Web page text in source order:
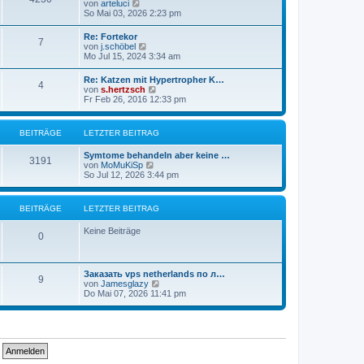
e
i
a
von arteluci
e
s
t
e
r
B
e
i
t
r
a
g
So Mai 03, 2026 2:23 pm
7
Re: Fortekor
von j.schöbel
e
e
s
t
e
r
B
e
i
t
r
a
Mo Jul 15, 2024 3:34 am
4
Re: Katzen mit Hypertropher K…
von s.hertzsch
e
e
t
e
r
e
i
t
r
Fr Feb 26, 2016 12:33 pm
BEITRÄGE LETZTER BEITRAG
3191
Symtome behandeln aber keine …
von MoMuKiSp
e
e
t
e
i
t
r
a
So Jul 12, 2026 3:44 pm
BEITRÄGE LETZTER BEITRAG
0 Keine Beiträge
9
Заказать vps netherlands по л…
von Jamesglazy
e
e
e
Do Mai 07, 2026 11:41 pm